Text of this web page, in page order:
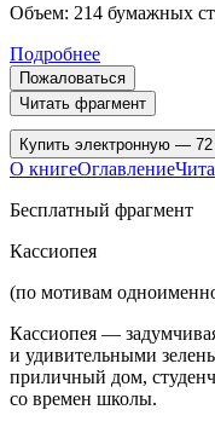
Объем: 214 бумажных
Подробнее
Пожаловаться
Читать фрагмент
Купить электронную —
О книгеОглавление
Бесплатный фрагмент
Кассиопея
(по мотивам
Кассиопея —
и удивительными
приличный дом,
со времен школы.